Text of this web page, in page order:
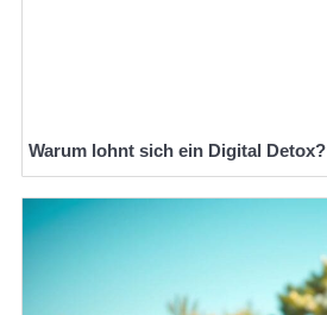
Warum lohnt sich ein Digital Detox?